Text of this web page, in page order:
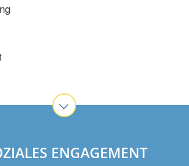
ENGAGEMENT